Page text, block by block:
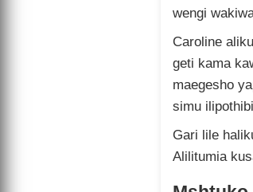
wengi
Caroline
geti kama
maegesho
simu
Gari lile
Alilitumia